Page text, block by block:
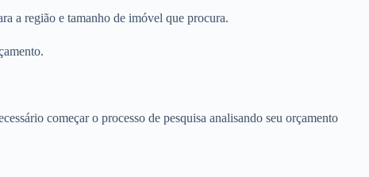
a região e tamanho de imóvel que procura.
começar o processo de pesquisa analisando seu orçamento